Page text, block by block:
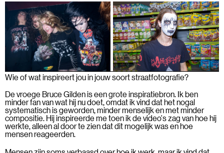
Wie of wat inspireert jou in jouw soort straatfotografie?
De vroege Bruce Gilden is een grote inspiratiebron. Ik ben
minder fan van wat hij nu doet, omdat ik vind dat het nogal
systematisch is geworden, minder menselijk en met minder
compositie. Hij inspireerde me toen ik de video's zag van hoe hij
werkte, alleen al door te zien dat dit mogelijk was en hoe
mensen reageerden.